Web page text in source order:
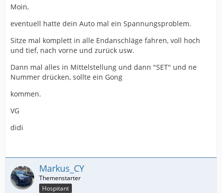
Moin,
eventuell hatte dein Auto mal ein Spannungsproblem.
Sitze mal komplett in alle Endanschläge fahren, voll hoch
und tief, nach vorne und zurück usw.
Dann mal alles in Mittelstellung und dann "SET" und ne
Nummer drücken, sollte ein Gong
kommen.
VG
didi
Markus_CY
Hospitant